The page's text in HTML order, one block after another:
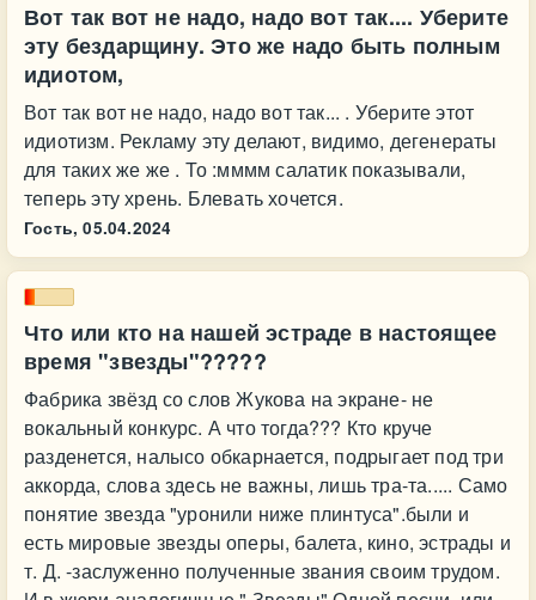
Вот так вот не надо, надо вот так.... Уберите
эту бездарщину. Это же надо быть полным
идиотом,
Вот так вот не надо, надо вот так... . Уберите этот
идиотизм. Рекламу эту делают, видимо, дегенераты
для таких же же . То :мммм салатик показывали,
теперь эту хрень. Блевать хочется.
Гость, 05.04.2024
Что или кто на нашей эстраде в настоящее
время "звезды"?????
Фабрика звёзд со слов Жукова на экране- не
вокальный конкурс. А что тогда??? Кто круче
разденется, налысо обкарнается, подрыгает под три
аккорда, слова здесь не важны, лишь тра-та..... Само
понятие звезда "уронили ниже плинтуса".были и
есть мировые звезды оперы, балета, кино, эстрады и
т. Д. -заслуженно полученные звания своим трудом.